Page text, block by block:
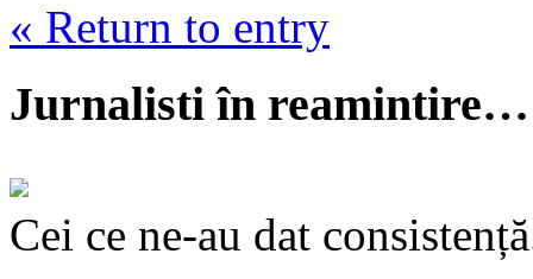
« Return to entry
Jurnalisti în reamintire…
Cei ce ne-au dat